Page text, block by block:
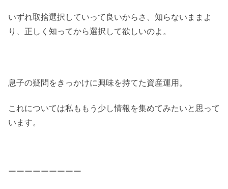
いずれ取捨選択していって良いからさ、知らないままよ
り、正しく知ってから選択して欲しいのよ。
息子の疑問をきっかけに興味を持てた資産運用。
これについては私ももう少し情報を集めてみたいと思って
います。
ーーーーーーーーー